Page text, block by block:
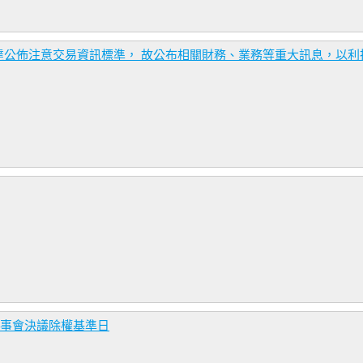
佈注意交易資訊標準， 故公布相關財務、業務等重大訊息，以利
會決議除權基準日